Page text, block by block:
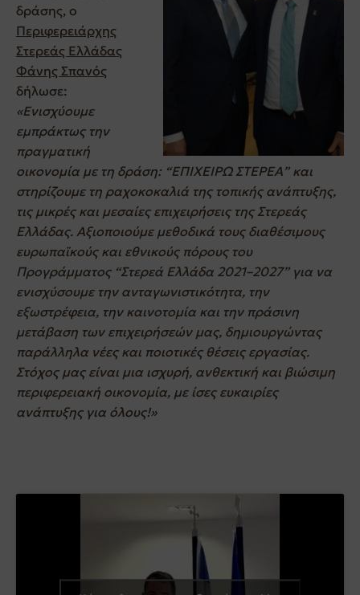
δράσης, ο
Περιφερειάρχης
Στερεάς Ελλάδας
Φάνης Σπανός
δήλωσε:
«Ενισχύουμε
εμπράκτως την
πραγματική
οικονομία με τη δράση: “ΕΠΙΧΕΙΡΩ ΣΤΕΡΕΑ” και
στηρίζουμε τη ραχοκοκαλιά της τοπικής ανάπτυξης,
τις μικρές και μεσαίες επιχειρήσεις της Στερεάς
Ελλάδας. Αξιοποιούμε μεθοδικά τους διαθέσιμους
ευρωπαϊκούς και εθνικούς πόρους του
Προγράμματος “Στερεά Ελλάδα 2021–2027” για να
ενισχύσουμε την ανταγωνιστικότητα, την
εξωστρέφεια, την καινοτομία και την πράσινη
μετάβαση των επιχειρήσεών μας, δημιουργώντας
παράλληλα νέες και ποιοτικές θέσεις εργασίας.
Στόχος μας είναι μια ισχυρή, ανθεκτική και βιώσιμη
περιφερειακή οικονομία, με ίσες ευκαιρίες
ανάπτυξης για όλους!»